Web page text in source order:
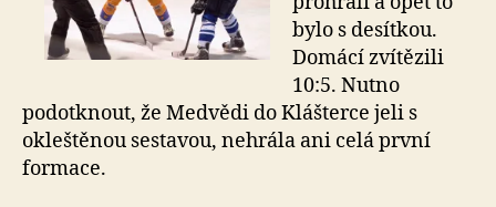
bylo s desítkou.
Domácí zvítězili
10:5. Nutno
podotknout, že Medvědi do Klášterce jeli s
okleštěnou sestavou, nehrála ani celá první
formace.